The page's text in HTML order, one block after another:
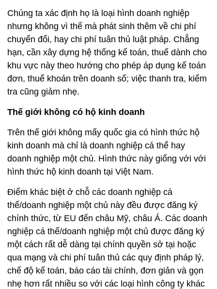
Chúng ta xác định họ là loại hình doanh nghiệp
nhưng không vì thế mà phát sinh thêm về chi phí
chuyển đổi, hay chi phí tuân thủ luật pháp. Chẳng
hạn, cần xây dựng hệ thống kế toán, thuế dành cho
khu vực này theo hướng cho phép áp dụng kế toán
đơn, thuế khoán trên doanh số; việc thanh tra, kiểm
tra cũng giảm nhẹ.
Thế giới không có hộ kinh doanh
Trên thế giới không mấy quốc gia có hình thức hộ
kinh doanh mà chỉ là doanh nghiệp cá thể hay
doanh nghiệp một chủ. Hình thức này giống với với
hình thức hộ kinh doanh tại Việt Nam.
Điểm khác biệt ở chỗ các doanh nghiệp cá
thể/doanh nghiệp một chủ này đều được đăng ký
chính thức, từ EU đến châu Mỹ, châu Á. Các doanh
nghiệp cá thể/doanh nghiệp một chủ được đăng ký
một cách rất dễ dàng tại chính quyền sở tại hoặc
qua mạng và chi phí tuân thủ các quy định pháp lý,
chế độ kế toán, báo cáo tài chính, đơn giản và gọn
nhẹ hơn rất nhiều so với các loại hình công ty khác